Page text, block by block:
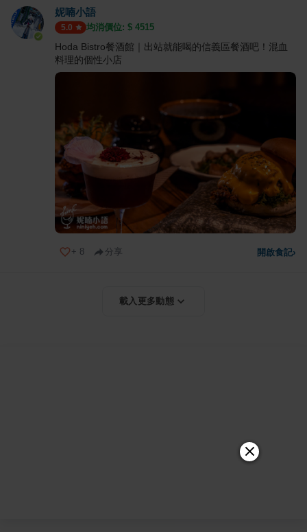
妮喃小語
5.0 均消價位: $ 4515
Hoda Bistro餐酒館｜出站就能喝的信義區餐酒吧！混血
料理的個性小店
+ 8 分享 開啟食記›
載入更多動態